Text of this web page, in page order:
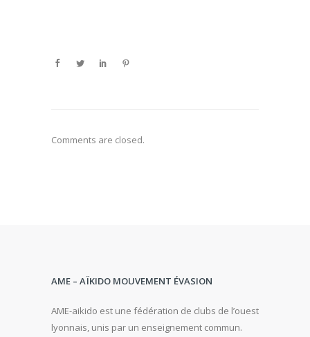
Comments are closed.
AME – AÏKIDO MOUVEMENT ÉVASION
AME-aikido est une fédération de clubs de l’ouest
lyonnais, unis par un enseignement commun.